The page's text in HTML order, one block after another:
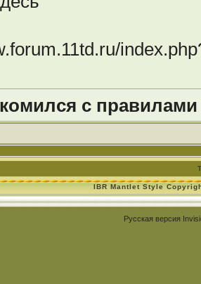
с
IBR Mantlet Style
Русская версия